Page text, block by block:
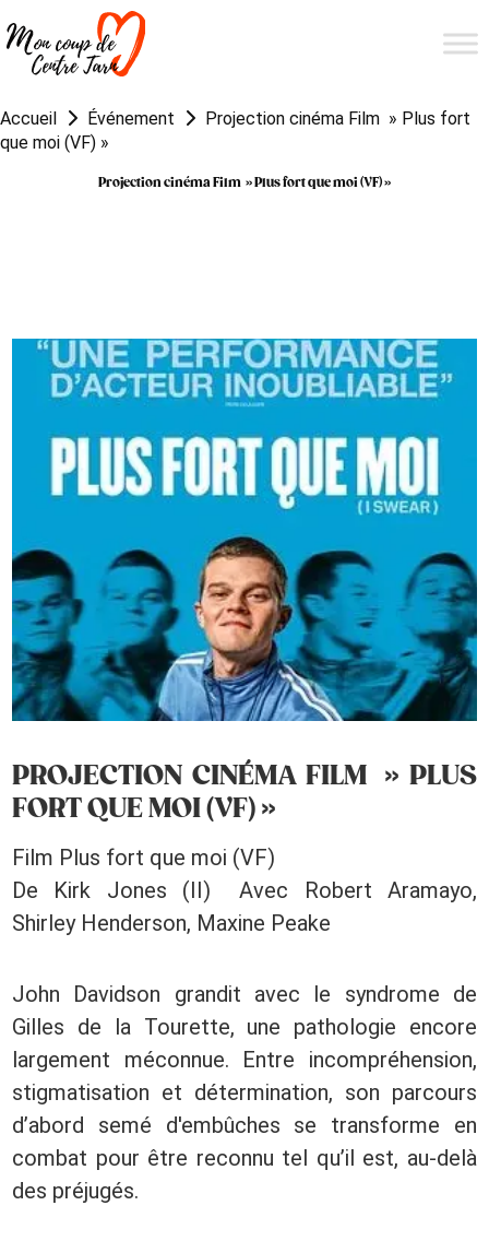
Accueil Événement
Projection cinéma Film » Plus fort
que moi (VF) »
Projection cinéma Film » Plus fort que moi (VF) »
PROJECTION CINÉMA FILM » PLUS
FORT QUE MOI (VF) »
Film Plus fort que moi (VF)
De Kirk Jones (II) Avec Robert Aramayo,
Shirley Henderson, Maxine Peake
John Davidson grandit avec le syndrome de
Gilles de la Tourette, une pathologie encore
largement méconnue. Entre incompréhension,
stigmatisation et détermination, son parcours
d’abord semé d'embûches se transforme en
combat pour être reconnu tel qu’il est, au-delà
des préjugés.